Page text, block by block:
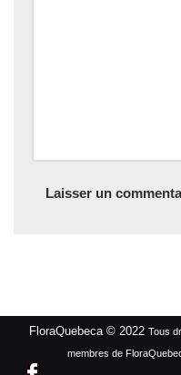
FloraQuebeca © 2022 Tous
membres de